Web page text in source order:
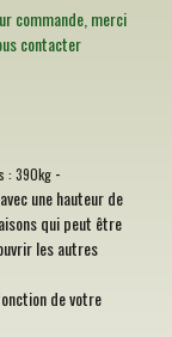
commande, merci
contacter
: 390kg-
une hauteur de
qui peut être
les autres
de votre